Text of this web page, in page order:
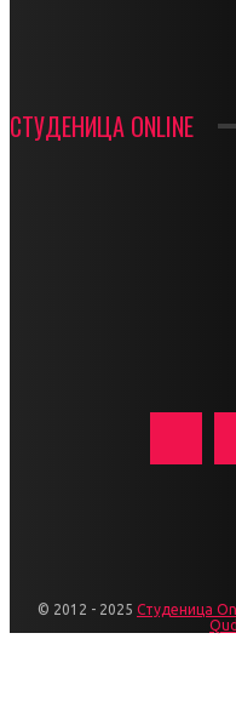
СТУДЕНИЦА ONLINE
© 2012 - 2025 Студеница